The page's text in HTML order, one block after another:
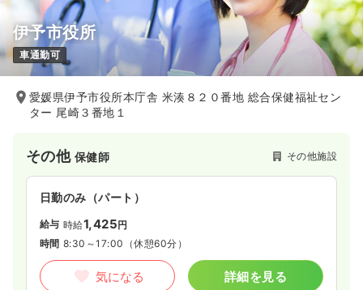
伊予市役所
車通勤可
愛媛県伊予市役所本庁舎 米湊８２０番地 総合保健福祉セン
ター 尾崎３番地１
その他 保健師 その他施設
日勤のみ（パート）
給与 時給1,425円
時間 8:30～17:00 （休憩60分）
気になる 詳細を見る